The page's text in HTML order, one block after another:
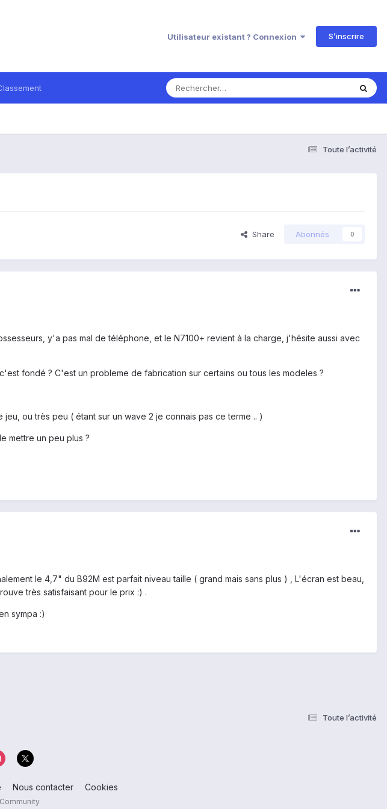
Utilisateur existant ? Connexion S’inscrire
Toute l’activité
Share Abonnés 0
y'a pas mal de téléphone, et le N7100+ revient à la charge, j'hésite aussi avec
fondé ? C'est un probleme de fabrication sur certains ou tous les modeles ?
ou très peu ( étant sur un wave 2 je connais pas ce terme .. )
mettre un peu plus ?
le 4,7" du B92M est parfait niveau taille ( grand mais sans plus ) , L'écran est beau,
très satisfaisant pour le prix :) .
sympa :)
Toute l’activité
Nous contacter Cookies